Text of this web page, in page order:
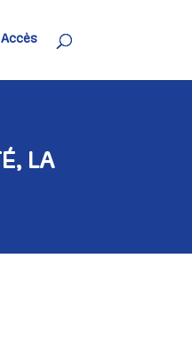
Accès
LA